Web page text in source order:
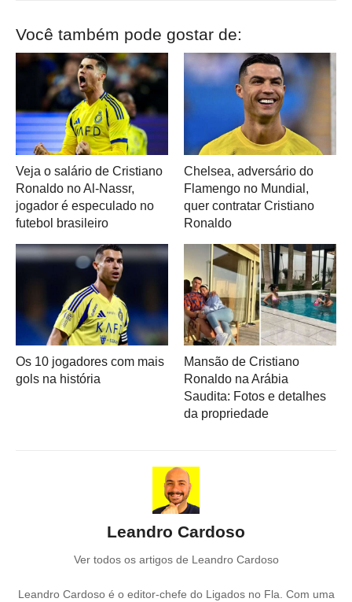
Você também pode gostar de:
Veja o salário de Cristiano
Ronaldo no Al-Nassr,
jogador é especulado no
futebol brasileiro
Chelsea, adversário do
Flamengo no Mundial,
quer contratar Cristiano
Ronaldo
Os 10 jogadores com mais
gols na história
Mansão de Cristiano
Ronaldo na Arábia
Saudita: Fotos e detalhes
da propriedade
Leandro Cardoso
Ver todos os artigos de Leandro Cardoso
Leandro Cardoso é o editor-chefe do Ligados no Fla. Com uma